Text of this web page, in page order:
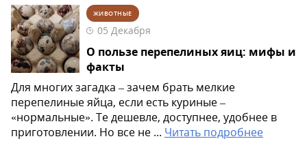
ЖИВОТНЫЕ
05 Декабря
О пользе перепелиных яиц: мифы и
факты
Для многих загадка – зачем брать мелкие
перепелиные яйца, если есть куриные –
«нормальные». Те дешевле, доступнее, удобнее в
приготовлении. Но все не ... Читать подробнее